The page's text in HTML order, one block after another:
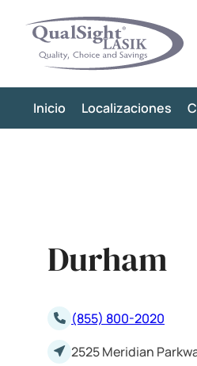
contenido
Inicio Localizaciones
Durham
(855) 800-2020
2525 Meridian